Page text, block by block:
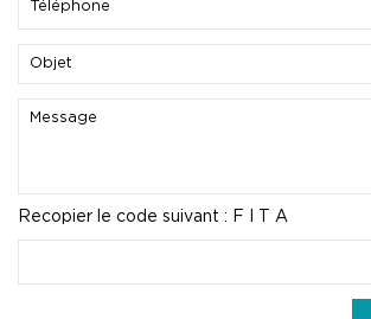
Recopier le code suivant : F I T A